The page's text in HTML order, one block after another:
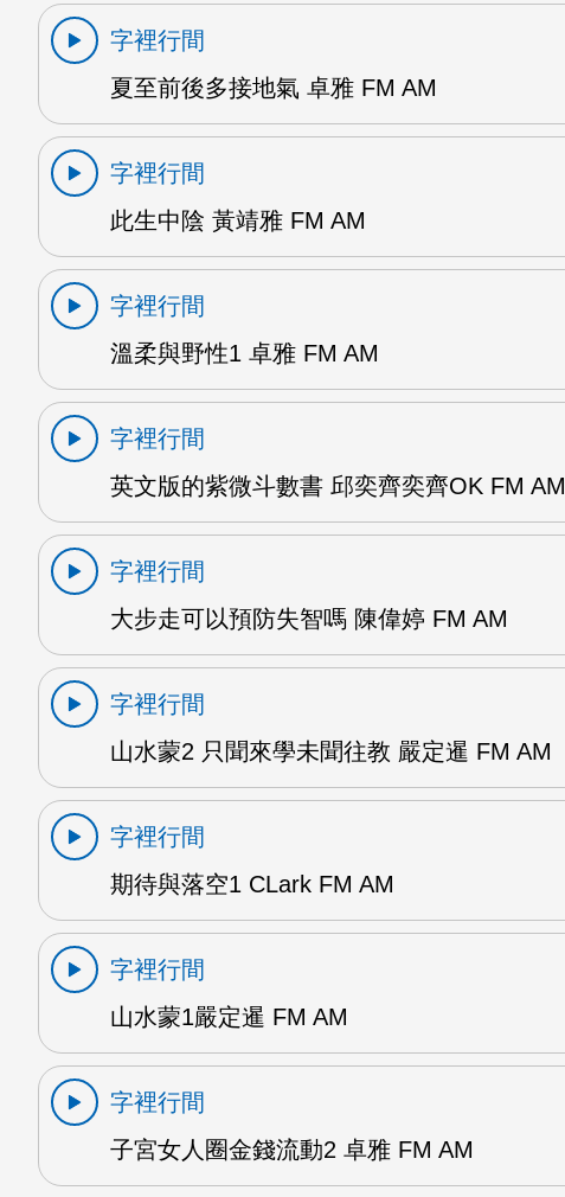
字裡行間
夏至前後多接地氣 卓雅 FM AM
字裡行間
此生中陰 黃靖雅 FM AM
字裡行間
溫柔與野性1 卓雅 FM AM
字裡行間
英文版的紫微斗數書 邱奕齊奕齊OK FM AM
字裡行間
大步走可以預防失智嗎 陳偉婷 FM AM
字裡行間
山水蒙2 只聞來學未聞往教 嚴定暹 FM AM
字裡行間
期待與落空1 CLark FM AM
字裡行間
山水蒙1嚴定暹 FM AM
字裡行間
子宮女人圈金錢流動2 卓雅 FM AM